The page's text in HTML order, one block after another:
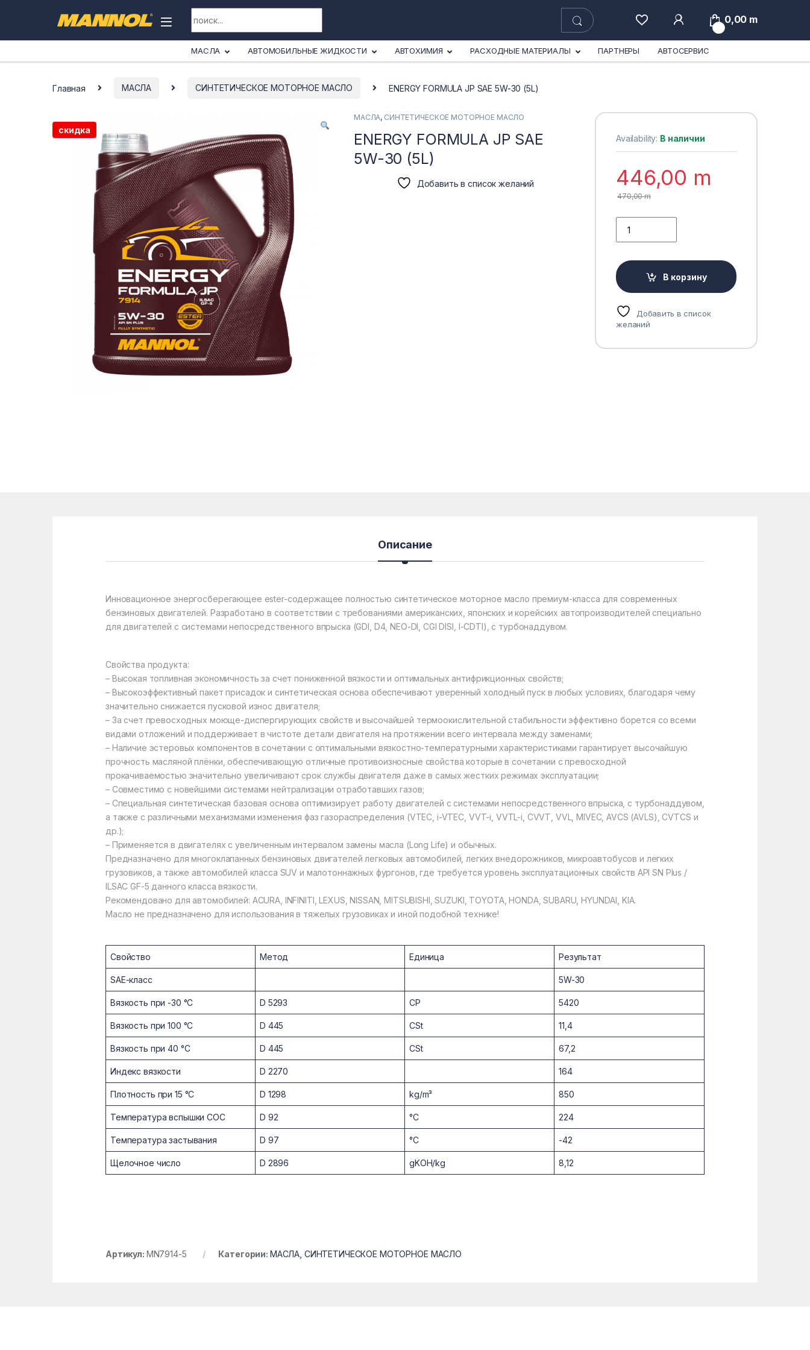
0,00 m
МАСЛА АВТОМОБИЛЬНЫЕ ЖИДКОСТИ АВТОХИМИЯ РАСХОДНЫЕ МАТЕРИАЛЫ ПАРТНЕРЫ АВТОСЕРВИС
Главная МАСЛА СИНТЕТИЧЕСКОЕ МОТОРНОЕ МАСЛО ENERGY FORMULA JP SAE 5W-30 (5L)
скидка
МАСЛА, СИНТЕТИЧЕСКОЕ МОТОРНОЕ МАСЛО
ENERGY FORMULA JP SAE
5W-30 (5L)
Добавить в список желаний
Availability: В наличии
446,00 m
470,00m
В корзину
Добавить в список
желаний
Описание
Инновационное энергосберегающее ester-содержащее полностью синтетическое моторное масло премиум-класса для современных
бензиновых двигателей. Разработано в соответствии с требованиями американских, японских и корейских автопроизводителей специально
для двигателей с системами непосредственного впрыска (GDI, D4, NEO-DI, CGI DISI, I-CDTI), с турбонаддувом.
Свойства продукта:
– Высокая топливная экономичность за счет пониженной вязкости и оптимальных антифрикционных свойств;
– Высокоэффективный пакет присадок и синтетическая основа обеспечивают уверенный холодный пуск в любых условиях, благодаря чему
значительно снижается пусковой износ двигателя;
– За счет превосходных моюще-диспергирующих свойств и высочайшей термоокислительной стабильности эффективно борется со всеми
видами отложений и поддерживает в чистоте детали двигателя на протяжении всего интервала между заменами;
– Наличие эстеровых компонентов в сочетании с оптимальными вязкостно-температурными характеристиками гарантирует высочайшую
прочность масляной плёнки, обеспечивающую отличные противоизносные свойства которые в сочетании с превосходной
прокачиваемостью значительно увеличивают срок службы двигателя даже в самых жестких режимах эксплуатации;
– Совместимо с новейшими системами нейтрализации отработавших газов;
– Специальная синтетическая базовая основа оптимизирует работу двигателей с системами непосредственного впрыска, с турбонаддувом,
а также с различными механизмами изменения фаз газораспределения (VTEC, i-VTEC, VVT-i, VVTL-i, CVVT, VVL, MIVEC, AVCS (AVLS), CVTCS и
др.);
– Применяется в двигателях с увеличенным интервалом замены масла (Long Life) и обычных.
Предназначено для многоклапанных бензиновых двигателей легковых автомобилей, легких внедорожников, микроавтобусов и легких
грузовиков, а также автомобилей класса SUV и малотоннажных фургонов, где требуется уровень эксплуатационных свойств API SN Plus /
ILSAC GF-5 данного класса вязкости.
Рекомендовано для автомобилей: ACURA, INFINITI, LEXUS, NISSAN, MITSUBISHI, SUZUKI, TOYOTA, HONDA, SUBARU, HYUNDAI, KIA.
Масло не предназначено для использования в тяжелых грузовиках и иной подобной технике!
Свойство Метод Единица Результат
SAE-класс 5W-30
Вязкость при -30 °C D 5293 CP 5420
Вязкость при 100 °C D 445 CSt 11,4
Вязкость при 40 °C D 445 CSt 67,2
Индекс вязкости D 2270 164
Плотность при 15 °C D 1298 kg/m³ 850
Температура вспышки COC D 92 °C 224
Температура застывания D 97 °C -42
Щелочное число D 2896 gKOH/kg 8,12
Артикул: MN7914-5 Категории: МАСЛА СИНТЕТИЧЕСКОЕ МОТОРНОЕ МАСЛО